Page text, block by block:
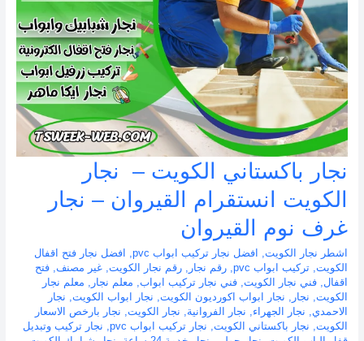
نجار باكستاني الكويت – نجار
الكويت انستقرام القيروان – نجار
غرف نوم القيروان
اشطر نجار الكويت, افضل نجار تركيب ابواب pvc , افضل نجار فتح اقفال
الكويت, تركيب ابواب pvc , رقم نجار , رقم نجار الكويت, غير مصنف, فتح
اقفال, فني نجار الكويت, فني نجار تركيب ابواب, معلم نجار , معلم نجار
الكويت, نجار , نجار ابواب اكورديون الكويت, نجار ابواب الكويت, نجار
الاحمدي, نجار الجهراء, نجار الفروانية, نجار الكويت, نجار بارخص الاسعار
الكويت, نجار باكستاني الكويت, نجار تركيب ابواب pvc , نجار تركيب وتبديل